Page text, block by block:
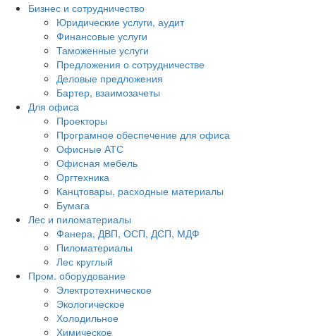
Бизнес и сотрудничество
Юридические услуги, аудит
Финансовые услуги
Таможенные услуги
Предложения о сотрудничестве
Деловые предложения
Бартер, взаимозачеты
Для офиса
Проекторы
Програмное обеспечение для офиса
Офисные АТС
Офисная мебель
Оргтехника
Канцтовары, расходные материалы
Бумага
Лес и пиломатериалы
Фанера, ДВП, ОСП, ДСП, МДФ
Пиломатериалы
Лес круглый
Пром. оборудование
Электротехническое
Экологическое
Холодильное
Химическое